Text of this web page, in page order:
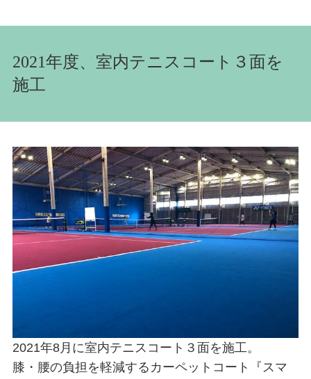
2021年度、室内テニスコート３面を
施工
2021年8月に室内テニスコート３面を施工。
膝・腰の負担を軽減するカーペットコート『スマ